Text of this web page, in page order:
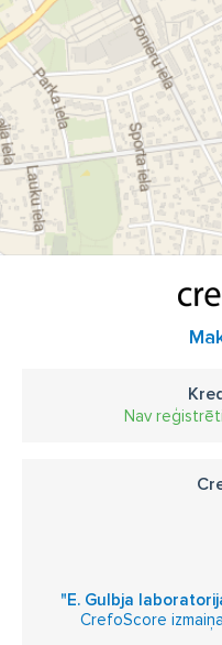
Nav
"E. Gulbja
CrefoScore